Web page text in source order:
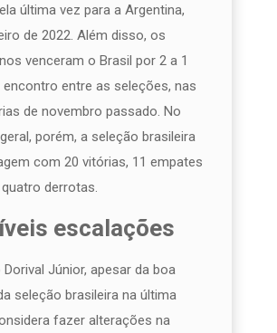
última vez para a Argentina,
de 2022. Além disso, os
venceram o Brasil por 2 a 1
entre as seleções, nas
de novembro passado. No
porém, a seleção brasileira
com 20 vitórias, 11 empates
derrotas.
escalações
Júnior, apesar da boa
seleção brasileira na última
fazer alterações na